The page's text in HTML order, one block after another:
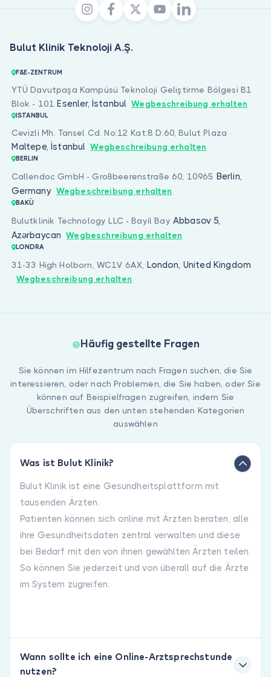
Bulut Klinik Teknoloji A.Ş.
F&E-ZENTRUM
YTÜ Davutpaşa Kampüsü Teknoloji Geliştirme Bölgesi B1
Blok - 101 Esenler, İstanbul Wegbeschreibung erhalten
ISTANBUL
Cevizli Mh. Tansel Cd. No:12 Kat:8 D:60, Bulut Plaza
Maltepe, İstanbul Wegbeschreibung erhalten
BERLIN
Callendoc GmbH - Großbeerenstraße 60, 10965 Berlin,
Germany Wegbeschreibung erhalten
BAKÜ
Bulutklinik Technology LLC - Bayil Bay Abbasov 5,
Azərbaycan Wegbeschreibung erhalten
LONDRA
31-33 High Holborn, WC1V 6AX, London, United Kingdom
Wegbeschreibung erhalten
Häufig gestellte Fragen
Sie können im Hilfezentrum nach Fragen suchen, die Sie
interessieren, oder nach Problemen, die Sie haben, oder Sie
können auf Beispielfragen zugreifen, indem Sie
Überschriften aus den unten stehenden Kategorien
auswählen
Was ist Bulut Klinik?
Bulut Klinik ist eine Gesundheitsplattform mit
tausenden Ärzten.
Patienten können sich online mit Ärzten beraten, alle
ihre Gesundheitsdaten zentral verwalten und diese
bei Bedarf mit den von ihnen gewählten Ärzten teilen.
So können Sie jederzeit und von überall auf die Ärzte
im System zugreifen.
Wann sollte ich eine Online-Arztsprechstunde
nutzen?